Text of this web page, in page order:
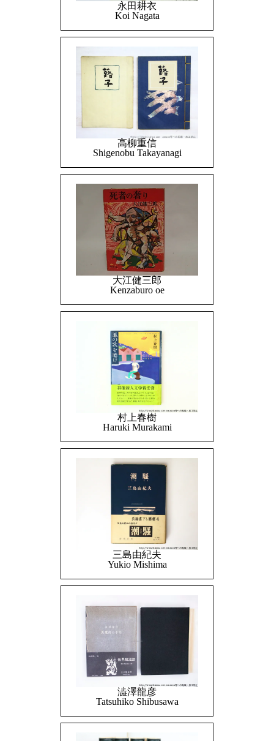
永田耕衣
Koi Nagata
高柳重信
Shigenobu Takayanagi
大江健三郎
Kenzaburo oe
村上春樹
Haruki Murakami
三島由紀夫
Yukio Mishima
澁澤龍彦
Tatsuhiko Shibusawa